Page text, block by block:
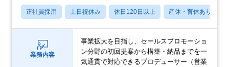
正社員採用 土日祝休み 休日120日以上 産休・育休あり
業務内容
事業拡大を目指し、セールスプロモーショ
ン分野の初回提案から構築・納品までを一
気通貫で対応できるプロデューサー（営業